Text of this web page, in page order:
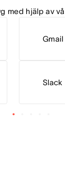
med hjälp av
Gmail
Slack